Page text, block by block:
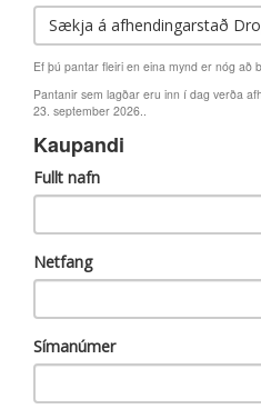
Sækja á afhendingarstað
Ef þú pantar fleiri en eina mynd er nóg að
Pantanir sem lagðar eru inn í dag verða
23. september 2026..
Kaupandi
Fullt nafn
Netfang
Símanúmer